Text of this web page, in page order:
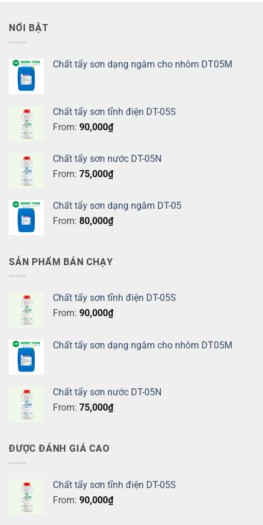
NỔI BẬT
Chất tẩy sơn dạng ngâm cho nhôm DT05M
Chất tẩy sơn tĩnh điện DT-05S
From: 90,000₫
Chất tẩy sơn nước DT-05N
From: 75,000₫
Chất tẩy sơn dạng ngâm DT-05
From: 80,000₫
SẢN PHẨM BÁN CHẠY
Chất tẩy sơn tĩnh điện DT-05S
From: 90,000₫
Chất tẩy sơn dạng ngâm cho nhôm DT05M
Chất tẩy sơn nước DT-05N
From: 75,000₫
ĐƯỢC ĐÁNH GIÁ CAO
Chất tẩy sơn tĩnh điện DT-05S
From: 90,000₫